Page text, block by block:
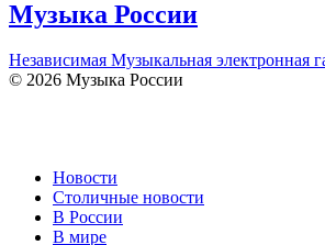
Музыка России
Независимая Музыкальная электронная
© 2026 Музыка России
Новости
Столичные новости
В России
В мире